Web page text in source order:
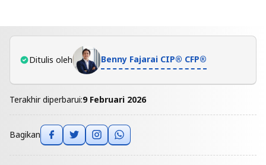
Ditulis oleh Benny Fajarai CIP® CFP®
Terakhir diperbarui:9 Februari 2026
Bagikan